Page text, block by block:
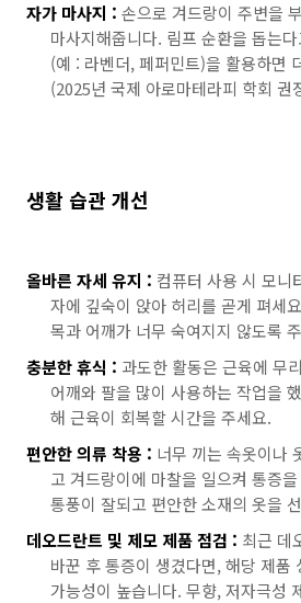
자가 마사지 : 손으로 겨드랑이 주변을
마사지해줍니다. 림프 순환을 돕는
(예 : 라벤더, 페퍼민트)을 활용하면
(2025년 국제 아로마테라피 학회 권
생활 습관 개선
올바른 자세 유지 : 컴퓨터 사용 시 모니
자에 깊숙이 앉아 허리를 곧게 펴세
목과 어깨가 너무 숙여지지 않도록
충분한 휴식 : 과도한 활동은 근육에 무
어깨와 팔을 많이 사용하는 작업을
해 근육이 회복할 시간을 주세요.
편안한 의류 착용 : 너무 끼는 속옷이나
고 겨드랑이에 마찰을 일으켜 통증
통풍이 잘되고 편안한 소재의 옷을
데오드란트 및 제모 제품 점검 : 최근 데
바꾼 후 통증이 생겼다면, 해당 제품
가능성이 높습니다. 무향, 저자극성